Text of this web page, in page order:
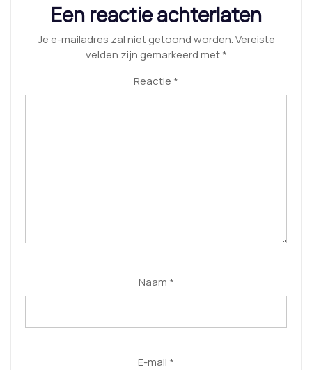
Een reactie achterlaten
Je e-mailadres zal niet getoond worden.Vereiste
velden zijn gemarkeerd met*
Reactie *
Naam *
E-mail *